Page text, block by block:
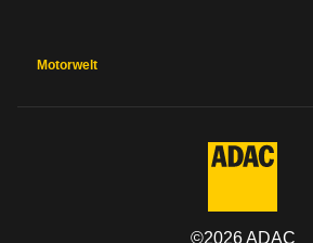
Motorwelt
©2026ADAC